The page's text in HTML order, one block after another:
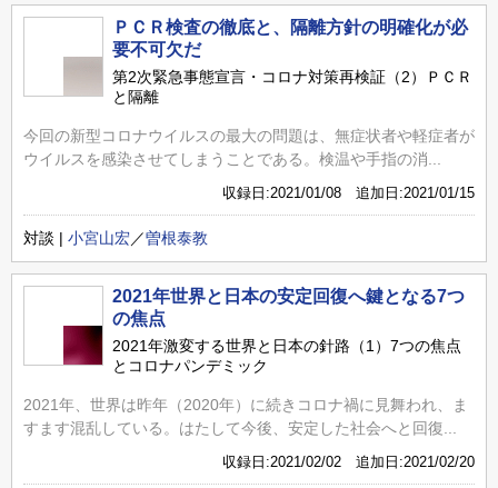
ＰＣＲ検査の徹底と、隔離方針の明確化が必
要不可欠だ
第2次緊急事態宣言・コロナ対策再検証（2）ＰＣＲ
と隔離
今回の新型コロナウイルスの最大の問題は、無症状者や軽症者が
ウイルスを感染させてしまうことである。検温や手指の消...
収録日:2021/01/08 追加日:2021/01/15
対談 | 小宮山宏／曽根泰教
2021年世界と日本の安定回復へ鍵となる7つ
の焦点
2021年激変する世界と日本の針路（1）7つの焦点
とコロナパンデミック
2021年、世界は昨年（2020年）に続きコロナ禍に見舞われ、ま
すます混乱している。はたして今後、安定した社会へと回復...
収録日:2021/02/02 追加日:2021/02/20